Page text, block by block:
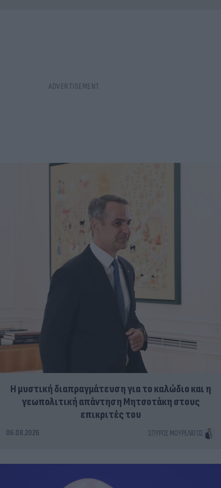
Η μυστική διαπραγμάτευση για το καλώδιο και η
γεωπολιτική απάντηση Μητσοτάκη στους
επικριτές του
06.08.2026 ΣΠΎΡΟΣ ΜΟΥΡΕΛΆΤΟΣ